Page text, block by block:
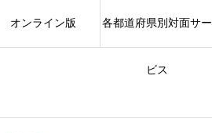
オンライン版 各都道府県別対面サー
ビス